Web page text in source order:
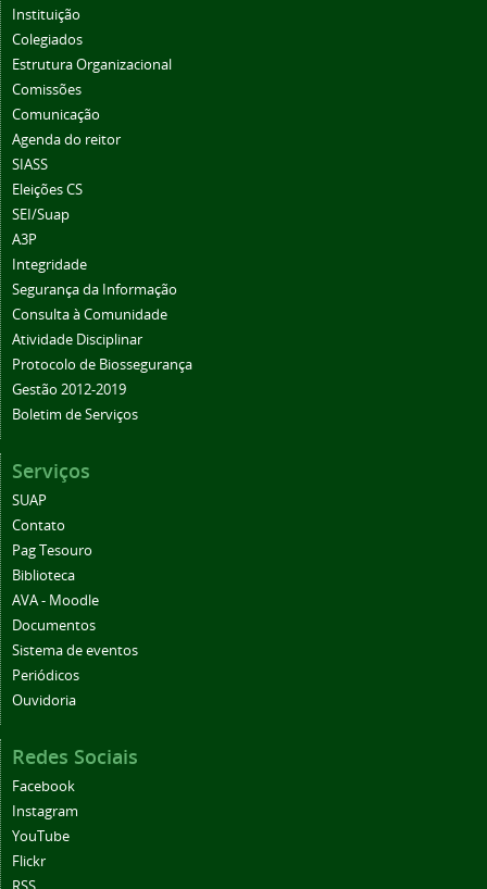
Instituição
Colegiados
Estrutura Organizacional
Comissões
Comunicação
Agenda do reitor
SIASS
Eleições CS
SEI/Suap
A3P
Integridade
Segurança da Informação
Consulta à Comunidade
Atividade Disciplinar
Protocolo de Biossegurança
Gestão 2012-2019
Boletim de Serviços
Serviços
SUAP
Contato
Pag Tesouro
Biblioteca
AVA - Moodle
Documentos
Sistema de eventos
Periódicos
Ouvidoria
Redes Sociais
Facebook
Instagram
YouTube
Flickr